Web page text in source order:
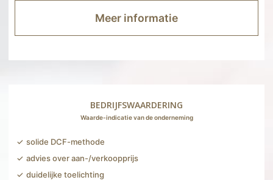
Meer informatie
BEDRIJFSWAARDERING
Waarde-indicatie van de onderneming
solide DCF-methode
advies over aan-/verkoopprijs
duidelijke toelichting